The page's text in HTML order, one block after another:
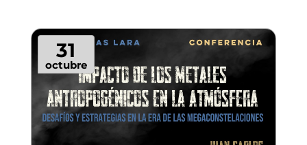
31
octubre